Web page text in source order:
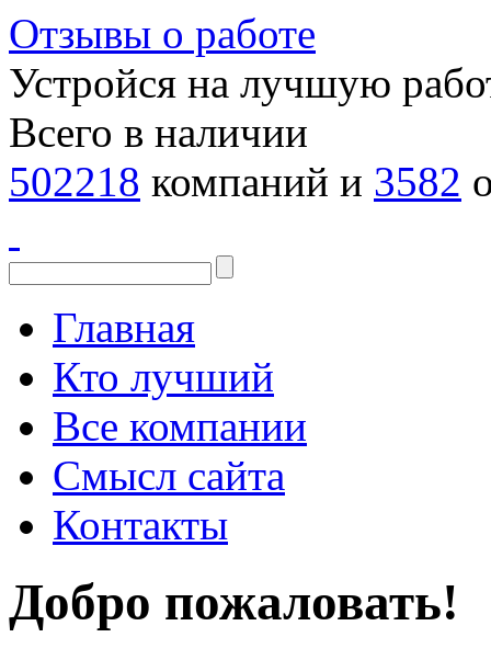
Отзывы о работе
Устройся на лучшую
Всего в наличии
502218 компаний и 3582
Главная
Кто лучший
Все компании
Смысл сайта
Контакты
Добро пожаловать!